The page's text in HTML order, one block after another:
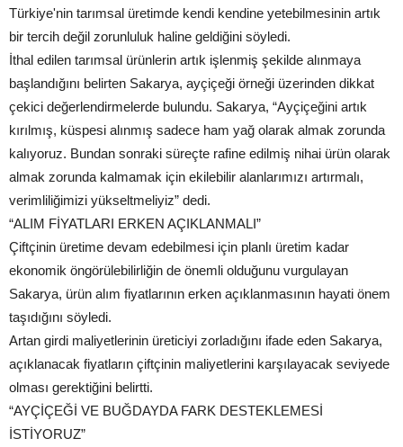
Türkiye'nin tarımsal üretimde kendi kendine yetebilmesinin artık
bir tercih değil zorunluluk haline geldiğini söyledi.
İthal edilen tarımsal ürünlerin artık işlenmiş şekilde alınmaya
başlandığını belirten Sakarya, ayçiçeği örneği üzerinden dikkat
çekici değerlendirmelerde bulundu. Sakarya, “Ayçiçeğini artık
kırılmış, küspesi alınmış sadece ham yağ olarak almak zorunda
kalıyoruz. Bundan sonraki süreçte rafine edilmiş nihai ürün olarak
almak zorunda kalmamak için ekilebilir alanlarımızı artırmalı,
verimliliğimizi yükseltmeliyiz” dedi.
“ALIM FİYATLARI ERKEN AÇIKLANMALI”
Çiftçinin üretime devam edebilmesi için planlı üretim kadar
ekonomik öngörülebilirliğin de önemli olduğunu vurgulayan
Sakarya, ürün alım fiyatlarının erken açıklanmasının hayati önem
taşıdığını söyledi.
Artan girdi maliyetlerinin üreticiyi zorladığını ifade eden Sakarya,
açıklanacak fiyatların çiftçinin maliyetlerini karşılayacak seviyede
olması gerektiğini belirtti.
“AYÇİÇEĞİ VE BUĞDAYDA FARK DESTEKLEMESİ
İSTİYORUZ”